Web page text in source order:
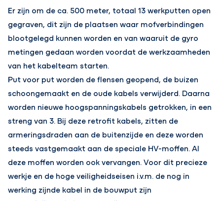
Er zijn om de ca. 500 meter, totaal 13 werkputten open
gegraven, dit zijn de plaatsen waar mofverbindingen
blootgelegd kunnen worden en van waaruit de gyro
metingen gedaan worden voordat de werkzaamheden
van het kabelteam starten.
Put voor put worden de flensen geopend, de buizen
schoongemaakt en de oude kabels verwijderd. Daarna
worden nieuwe hoogspanningskabels getrokken, in een
streng van 3. Bij deze retrofit kabels, zitten de
armeringsdraden aan de buitenzijde en deze worden
steeds vastgemaakt aan de speciale HV-moffen. Al
deze moffen worden ook vervangen. Voor dit precieze
werkje en de hoge veiligheidseisen i.v.m. de nog in
werking zijnde kabel in de bouwput zijn